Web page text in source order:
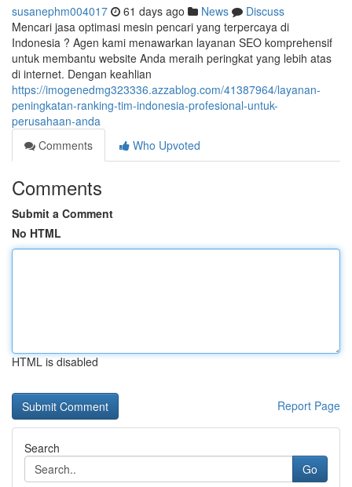
susanephm004017 61 days ago News
Discuss
Mencari jasa optimasi mesin pencari yang terpercaya di
Indonesia ? Agen kami menawarkan layanan SEO komprehensif
untuk membantu website Anda meraih peringkat yang lebih atas
di internet. Dengan keahlian
https://imogenedmg323336.azzablog.com/41387964/layanan-
peningkatan-ranking-tim-indonesia-profesional-untuk-
perusahaan-anda
Comments
Who Upvoted
Comments
Submit a Comment
No HTML
HTML is disabled
Report Page
Search
Go